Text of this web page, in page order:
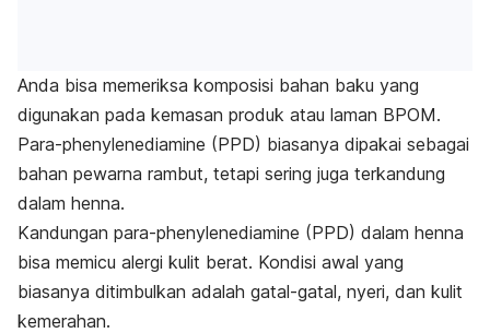
Anda bisa memeriksa komposisi bahan baku yang
digunakan pada kemasan produk atau laman BPOM.
Para-phenylenediamine (PPD) biasanya dipakai sebagai
bahan pewarna rambut, tetapi sering juga terkandung
dalam henna.
Kandungan para-phenylenediamine (PPD) dalam henna
bisa memicu alergi kulit berat. Kondisi awal yang
biasanya ditimbulkan adalah gatal-gatal, nyeri, dan kulit
kemerahan.